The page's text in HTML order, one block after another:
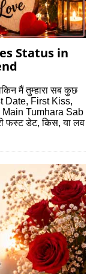
Status in
मैं तुम्हारा सब कुछ
Date, First Kiss,
Tumhara Sab
फस्‍ट डेट, किस, या लव